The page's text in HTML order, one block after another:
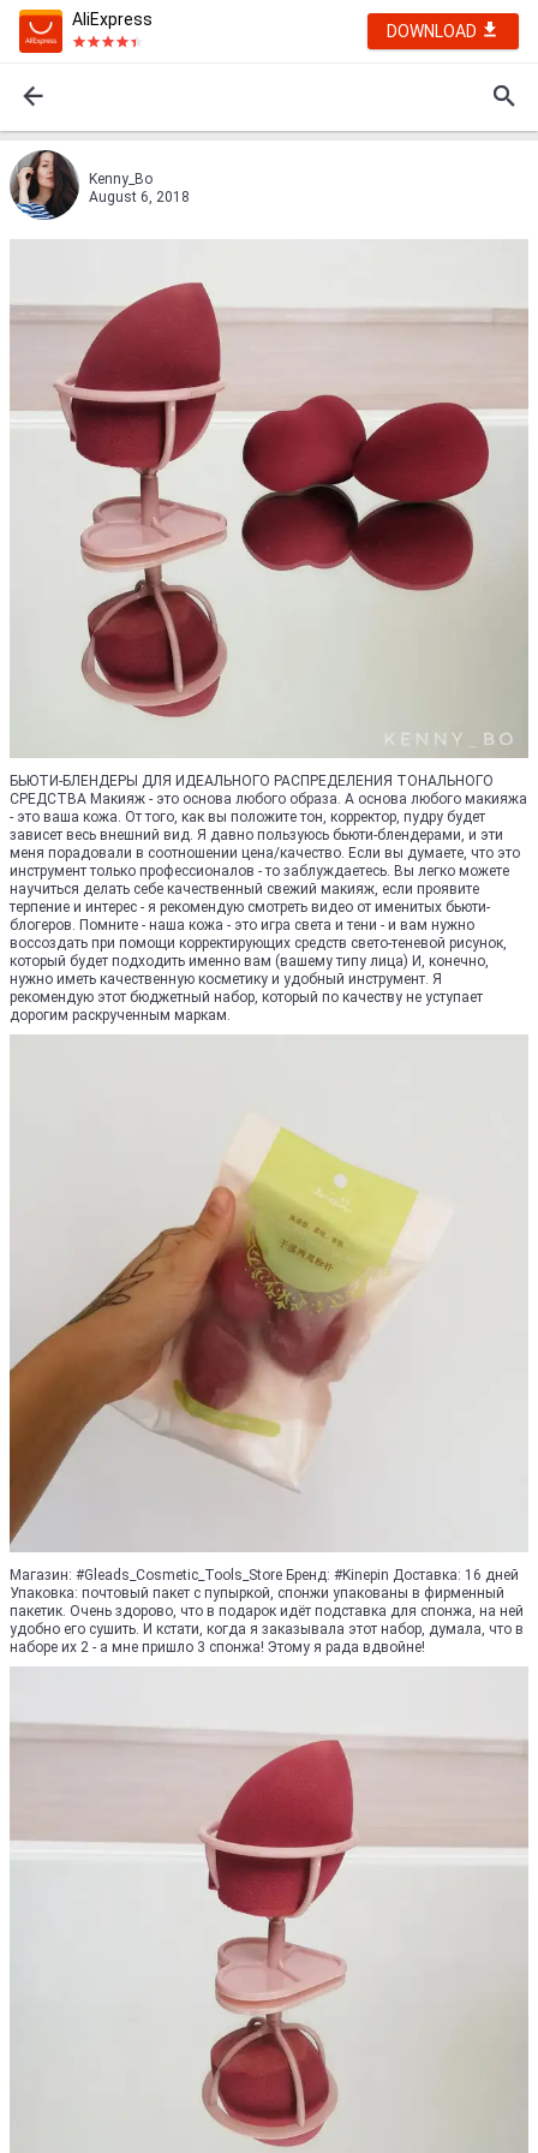
AliExpress
DOWNLOAD
Kenny_Bo
August 6, 2018
БЬЮТИ-БЛЕНДЕРЫ ДЛЯ ИДЕАЛЬНОГО РАСПРЕДЕЛЕНИЯ ТОНАЛЬНОГО
СРЕДСТВА Макияж - это основа любого образа. А основа любого макияжа
- это ваша кожа. От того, как вы положите тон, корректор, пудру будет
зависет весь внешний вид. Я давно пользуюсь бьюти-блендерами, и эти
меня порадовали в соотношении цена/качество. Если вы думаете, что это
инструмент только профессионалов - то заблуждаетесь. Вы легко можете
научиться делать себе качественный свежий макияж, если проявите
терпение и интерес - я рекомендую смотреть видео от именитых бьюти-
блогеров. Помните - наша кожа - это игра света и тени - и вам нужно
воссоздать при помощи корректирующих средств свето-теневой рисунок,
который будет подходить именно вам (вашему типу лица) И, конечно,
нужно иметь качественную косметику и удобный инструмент. Я
рекомендую этот бюджетный набор, который по качеству не уступает
дорогим раскрученным маркам.
Магазин: #Gleads_Cosmetic_Tools_Store Бренд: #Kinepin Доставка: 16 дней
Упаковка: почтовый пакет с пупыркой, спонжи упакованы в фирменный
пакетик. Очень здорово, что в подарок идёт подставка для спонжа, на ней
удобно его сушить. И кстати, когда я заказывала этот набор, думала, что в
наборе их 2 - а мне пришло 3 спонжа! Этому я рада вдвойне!